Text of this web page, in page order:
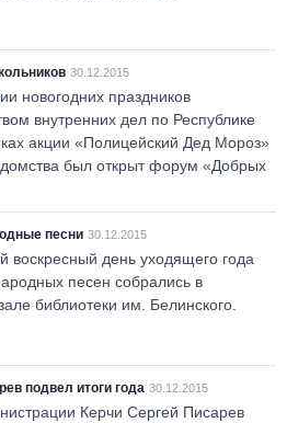
30.12.2015
новогодних праздников
внутренних дел по Республике
акции «Полицейский Дед Мороз»
был открыт форум «Добрых
песни 30.12.2015
воскресный день уходящего года
песен собрались в
библиотеки им. Белинского.
подвел итоги года 30.12.2015
Керчи Сергей Писарев